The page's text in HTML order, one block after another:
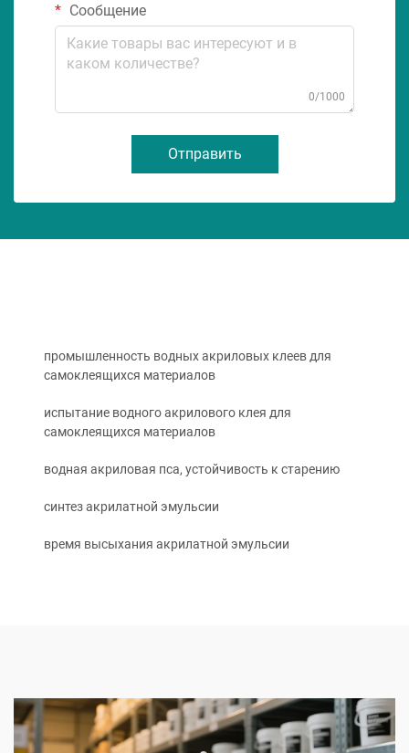
Сообщение
0/1000
Отправить
промышленность водных акриловых клеев для
самоклеящихся материалов
испытание водного акрилового клея для
самоклеящихся материалов
водная акриловая пса, устойчивость к старению
синтез акрилатной эмульсии
время высыхания акрилатной эмульсии